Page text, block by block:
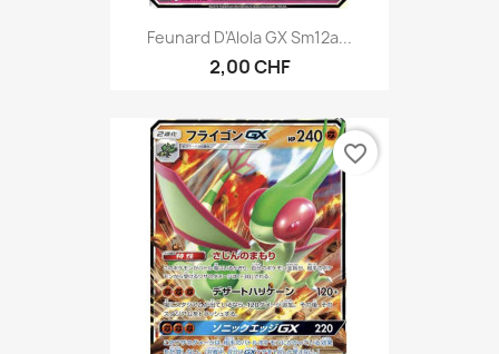
Feunard D'Alola GX Sm12a...
2,00 CHF
favorite_border